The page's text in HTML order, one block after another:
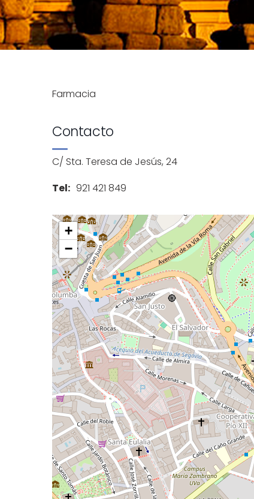
Farmacia
Contacto
C/ Sta. Teresa de Jesús, 24
Tel: 921 421 849
+
−